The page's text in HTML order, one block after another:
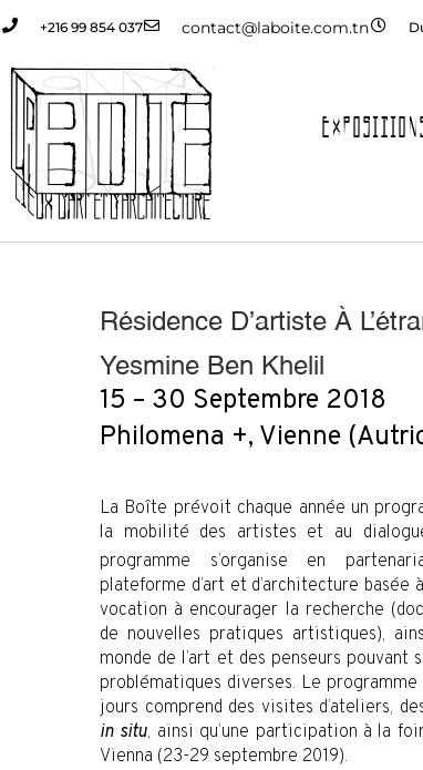
+216 99 854 037 contact@laboite.com.tn
Résidence D’artiste À
Yesmine Ben Khelil
15 – 30 Septembre 2018
Philomena +, Vienne
La Boîte prévoit chaque année un
la mobilité des artistes et au
programme s’organise en
plateforme d’art et d’architecture basée
vocation à encourager la recherche
de nouvelles pratiques artistiques),
monde de l’art et des penseurs pouvant
problématiques diverses. Le
jours comprend des visites d’ateliers,
in situ, ainsi qu’une participation à la
Vienna (23-29 septembre 2019).